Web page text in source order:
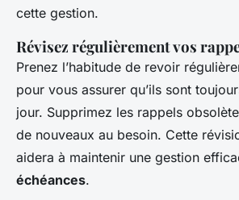
cette gestion.
Révisez régulièrement vos
Prenez l’habitude de revoir
pour vous assurer qu’ils sont
jour. Supprimez les rappels
de nouveaux au besoin. Cette
aidera à maintenir une gestion
échéances.